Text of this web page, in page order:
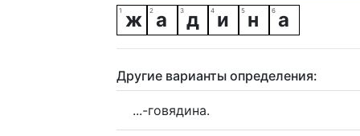
ж а д и н а
Другие варианты определения:
...-говядина.